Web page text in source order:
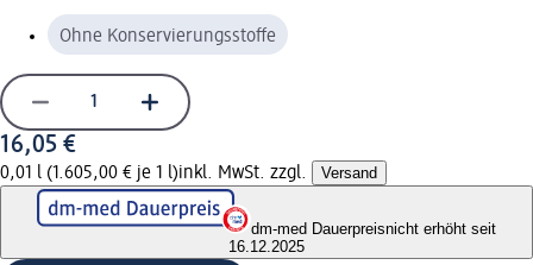
Ohne Konservierungsstoffe
16,05 €
0,01 l (1.605,00 € je 1 l)inkl. MwSt. zzgl. Versand
dm-med Dauerpreisnicht erhöht seit
16.12.2025